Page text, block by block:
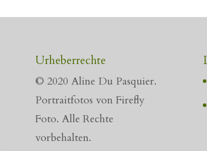
Urheberrechte
© 2020 Aline Du Pasquier.
Portraitfotos von Firefly
Foto. Alle Rechte
vorbehalten.